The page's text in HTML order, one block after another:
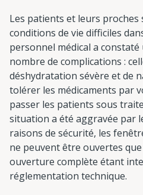
Les patients et leurs proches
conditions de vie difficiles
personnel médical a
nombre de complications :
déshydratation sévère et de
tolérer les médicaments par
passer les patients sous
situation a été aggravée par
raisons de sécurité, les
ne peuvent être ouvertes
ouverture complète étant
réglementation technique.